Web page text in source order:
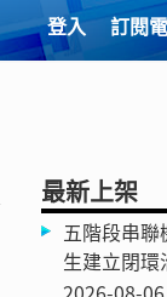
登入 訂閱
最新上架
五階段串
生建立閉環